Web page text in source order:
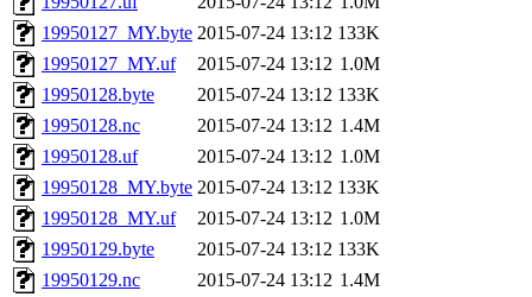
19950127_MY.byte 2015-07-24 13:12 133K
19950127_MY.uf
2015-07-24 13:12 1.0M
19950128.byte
2015-07-24 13:12 133K
19950128.nc
2015-07-24 13:12 1.4M
19950128.uf
2015-07-24 13:12 1.0M
19950128_MY.byte 2015-07-24 13:12 133K
19950128_MY.uf
2015-07-24 13:12 1.0M
19950129.byte
2015-07-24 13:12 133K
19950129.nc
2015-07-24 13:12 1.4M